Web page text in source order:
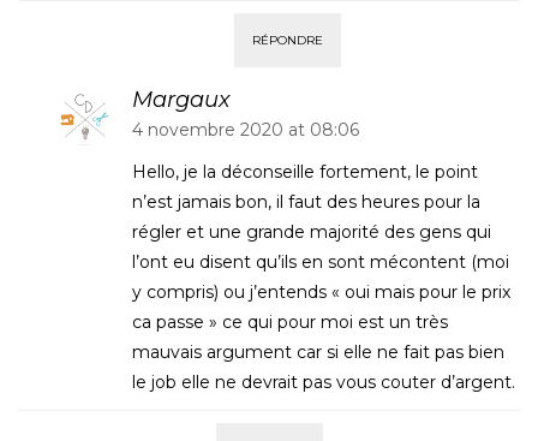
RÉPONDRE
Margaux
4 novembre 2020 at 08:06
Hello, je la déconseille fortement, le point
n’est jamais bon, il faut des heures pour la
régler et une grande majorité des gens qui
l’ont eu disent qu’ils en sont mécontent (moi
y compris) ou j’entends « oui mais pour le prix
ca passe » ce qui pour moi est un très
mauvais argument car si elle ne fait pas bien
le job elle ne devrait pas vous couter d’argent.